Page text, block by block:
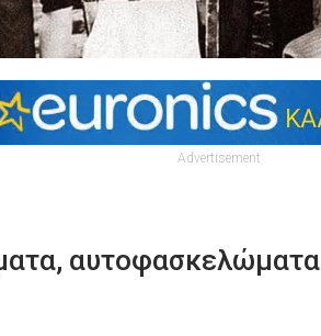
Advertisement
αυτοφασκελώματα